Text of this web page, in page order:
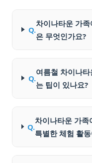
Q.
차이나타운 가
은 무엇인가요?
Q.
여름철 차이나
는 팁이 있나요?
Q.
차이나타운 가
특별한 체험 활